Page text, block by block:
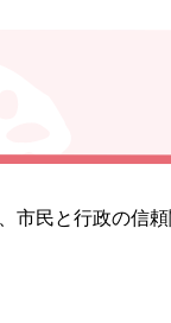
市民と行政の信